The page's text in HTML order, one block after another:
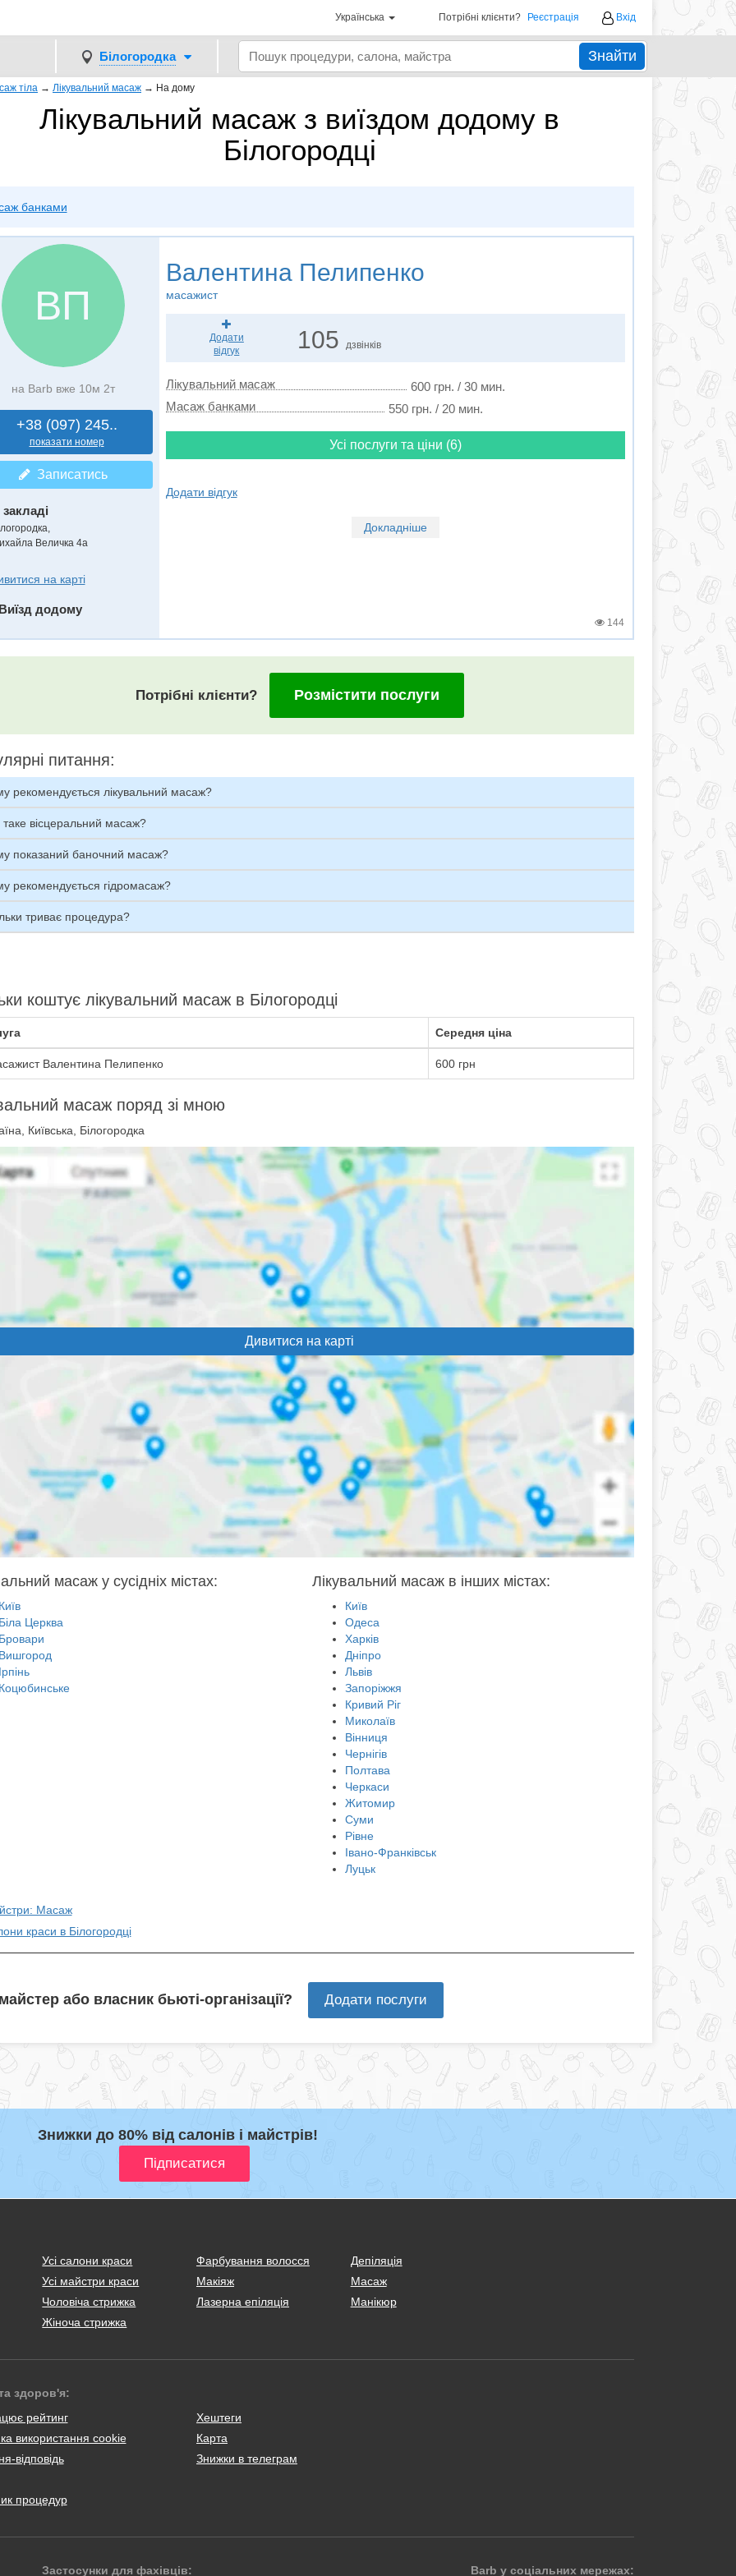
Українська Потрібні клієнти? Реєстрація Вхід
Білогородка Знайти
тіла → Лікувальний масаж → На дому
Лікувальний масаж з виїздом додому в
Білогородці
банками
ВП
на Barb вже 10м 2т
+38 (097) 245..
показати номер
Записатись
Величка 4а
на карті
додому
Валентина Пелипенко
масажист
Додати
відгук
105 дзвінків
Лікувальний масаж
600 грн. / 30 мин.
Масаж банками
550 грн. / 20 мин.
Усі послуги та ціни (6)
Додати відгук
Докладніше
144
Потрібні клієнти? Розмістити послуги
питання:
рекомендується лікувальний масаж?
вісцеральний масаж?
показаний баночний масаж?
рекомендується гідромасаж?
триває процедура?
коштує лікувальний масаж в Білогородці
Середня ціна
Валентина Пелипенко 600 грн
масаж поряд зі мною
Київська, Білогородка
Дивитися на карті
масаж у сусідніх містах:
Церква
Лікувальний масаж в інших містах:
Київ
Одеса
Харків
Дніпро
Львів
Запоріжжя
Кривий Ріг
Миколаїв
Вінниця
Чернігів
Полтава
Черкаси
Житомир
Суми
Рівне
Івано-Франківськ
Луцьк
Масаж
краси в Білогородці
або власник бьюті-організації? Додати послуги
Знижки до 80% від салонів і майстрів!
Усі салони краси
Усі майстри краси
Чоловіча стрижка
Жіноча стрижка
Фарбування волосся
Макіяж
Лазерна епіляція
Депіляція
Масаж
Манікюр
здоров'я:
рейтинг
використання cookie
відповідь
процедур
Хештеги
Карта
Знижки в телеграм
Застосунки для фахівців: Barb у соціальних мережах: